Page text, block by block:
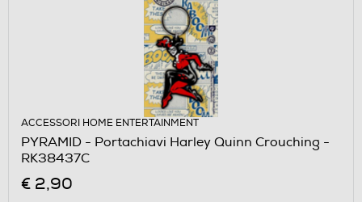
ACCESSORI HOME ENTERTAINMENT
PYRAMID - Portachiavi Harley Quinn Crouching -
RK38437C
€ 2,90